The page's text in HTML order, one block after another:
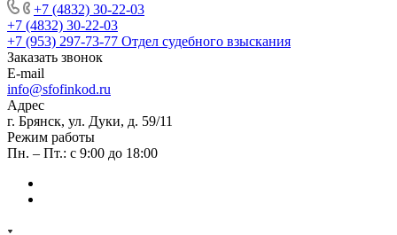
+7 (4832) 30-22-03
+7 (4832) 30-22-03
+7 (953) 297-73-77 Отдел судебного взыскания
Заказать звонок
E-mail
info@sfofinkod.ru
Адрес
г. Брянск, ул. Дуки, д. 59/11
Режим работы
Пн. – Пт.: с 9:00 до 18:00